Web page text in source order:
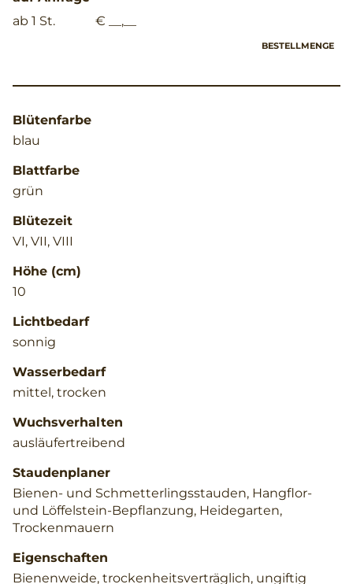
ab 1 St.
€ __,__
BESTELLMENGE
Blütenfarbe
blau
Blattfarbe
grün
Blütezeit
VI, VII, VIII
Höhe (cm)
10
Lichtbedarf
sonnig
Wasserbedarf
mittel, trocken
Wuchsverhalten
ausläufertreibend
Staudenplaner
Bienen- und Schmetterlingsstauden, Hangflor-
und Löffelstein-Bepflanzung, Heidegarten,
Trockenmauern
Eigenschaften
Bienenweide, trockenheitsverträglich, ungiftig